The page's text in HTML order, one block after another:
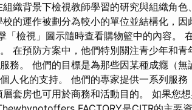
織背景下檢視教師學習的研究與組織角色
的運作被劃分為較小的單位並結構化，因
檢視」圖示隨時查看購物籃中的內容。
在預防方案中，他們特別關注青少年和青
務。 他們的目標是為那些因某種成癮（無
人化的支持。 他們的專家提供一系列服務
套房也可用於商務和活動目的。 如果您